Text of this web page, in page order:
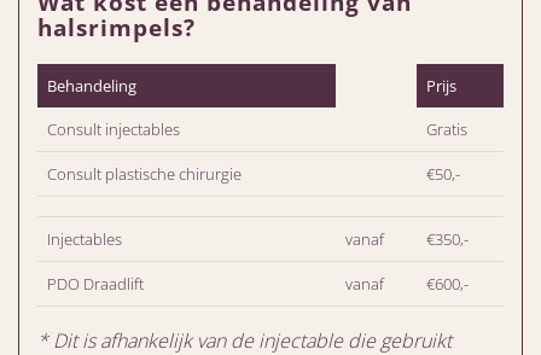
halsrimpels?
Behandeling
Prijs
Consult injectables
Gratis
Consult plastische chirurgie €50,-
Injectables vanaf €350,-
PDO Draadlift vanaf €600,-
* Dit is afhankelijk van de injectable die gebruikt